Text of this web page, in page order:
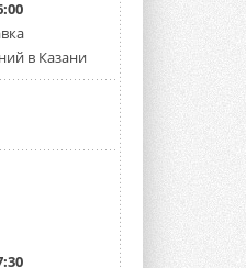
в
посетил
визитом ...
AquaEdge
R1234ze ...
в Казани